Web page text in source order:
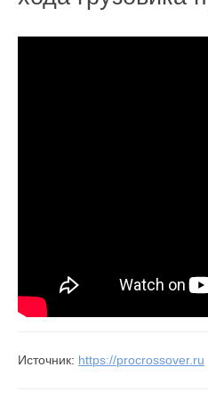
Источник: https://procrossover.ru